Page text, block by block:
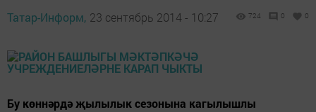
Татар-Информ, 23 сентябрь 2014 - 10:27 724 0 0
Бу көннәрдә җылылык сезонына кагылышлы